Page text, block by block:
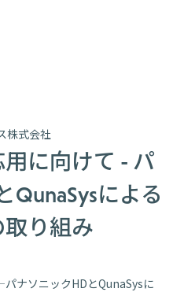
株式会社
に向けて - パ
QunaSysによる
り組み
ナソニックHDとQunaSysに